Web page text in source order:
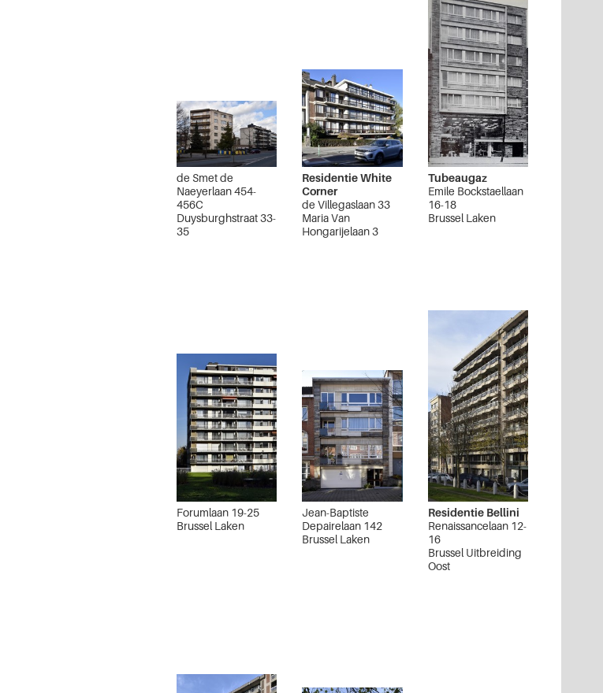
de Smet de
Naeyerlaan 454-
456C
Duysburghstraat 33-
35
Residentie White
Corner
de Villegaslaan 33
Maria Van
Hongarijelaan 3
Tubeaugaz
Emile Bockstaellaan
16-18
Brussel Laken
Forumlaan 19-25
Brussel Laken
Jean-Baptiste
Depairelaan 142
Brussel Laken
Residentie Bellini
Renaissancelaan 12-
16
Brussel Uitbreiding
Oost